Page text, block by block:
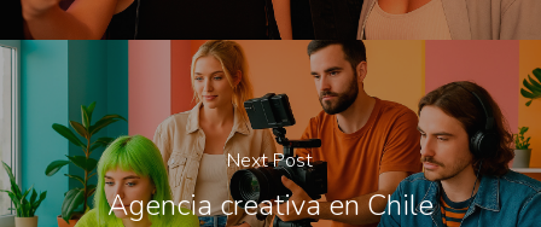
Next Post
Agencia creativa en Chile